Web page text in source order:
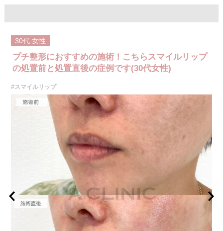
30代 女性
プチ整形におすすめの施術！こちらスマイルリップ
の処置前と処置直後の症例です(30代女性)
#スマイルリップ